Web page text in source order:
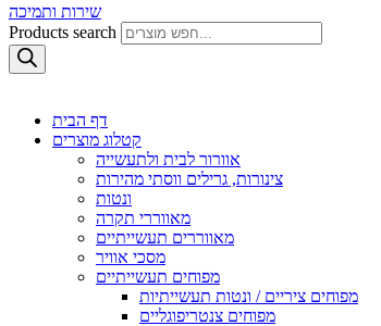
שירות ותמיכה
Products search
דף הבית
קטלוג מוצרים
אוורור לבית ולתעשייה
צינורות, גרילים ווסתי מהירות
ונטות
מאווררי תקרה
מאווררים תעשייתיים
מסכי אוויר
מפוחים תעשייתיים
מפוחים ציריים / ונטות תעשייתיות
מפוחים צנטריפוגליים